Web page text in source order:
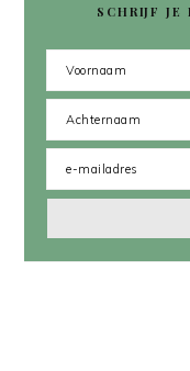
SCHRIJF JE